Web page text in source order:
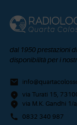
dal 1950 prestazioni
disponibilità per i
via Turati 15,
via M.K. Gandhi 1/
0832 340 987